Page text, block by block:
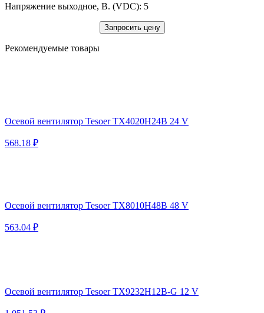
Напряжение выходное, В. (VDC): 5
Запросить цену
Рекомендуемые товары
Осевой вентилятор Tesoer TX4020H24B 24 V
568.18 ₽
Осевой вентилятор Tesoer TX8010H48B 48 V
563.04 ₽
Осевой вентилятор Tesoer TX9232H12B-G 12 V